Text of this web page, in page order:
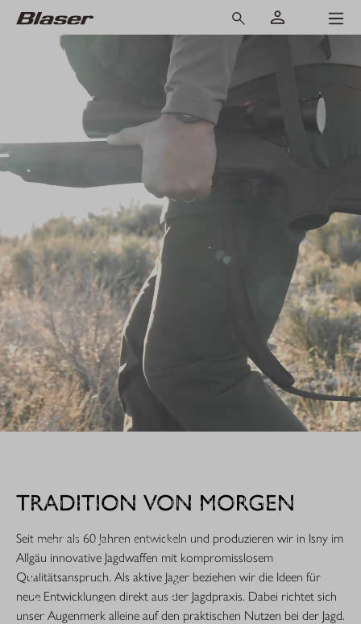
Extrem robust. Extrem zuverlässig: Sie ist die nächste
gemacht für den rauen Jagdeinsatz.
MEHR ERFAHREN
TRADITION VON MORGEN
Seit mehr als 60 Jahren entwickeln und produzieren wir in Isny im
Allgäu innovative Jagdwaffen mit kompromisslosem
Qualitätsanspruch. Als aktive Jäger beziehen wir die Ideen für
neue Entwicklungen direkt aus der Jagdpraxis. Dabei richtet sich
unser Augenmerk alleine auf den praktischen Nutzen bei der Jagd.